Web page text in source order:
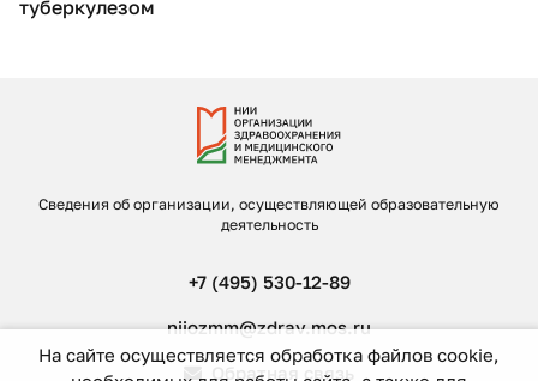
туберкулезом
Сведения об организации, осуществляющей образовательную
деятельность
+7 (495) 530-12-89
niiozmm@zdrav.mos.ru
Обратная связь
На сайте осуществляется обработка файлов cookie,